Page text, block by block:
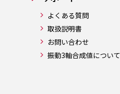
よくある質問
取扱説明書
お問い合わせ
振動3軸合成値について